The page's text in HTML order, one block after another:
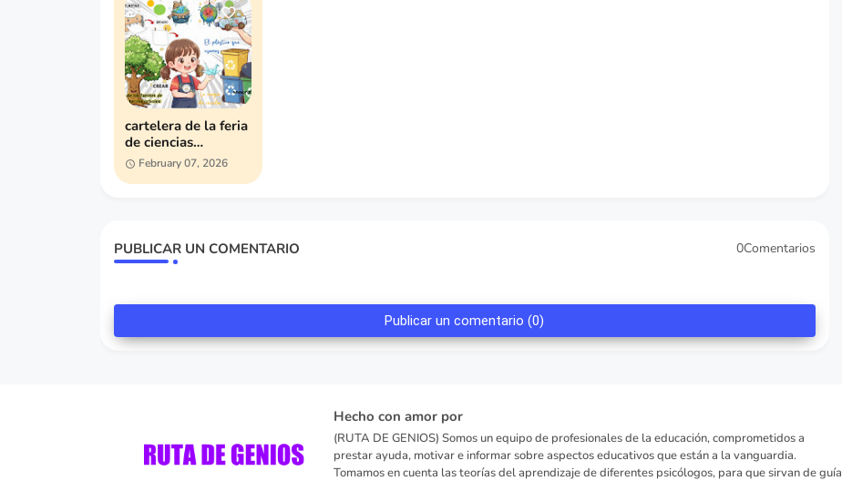
cartelera de la feria
de ciencias
Venezuela 2026
February 07, 2026
PUBLICAR UN COMENTARIO 0Comentarios
Publicar un comentario (0)
Hecho con amor por
(RUTA DE GENIOS) Somos un equipo de profesionales de la educación, comprometidos a
prestar ayuda, motivar e informar sobre aspectos educativos que están a la vanguardia.
Tomamos en cuenta las teorías del aprendizaje de diferentes psicólogos, para que sirvan de guía